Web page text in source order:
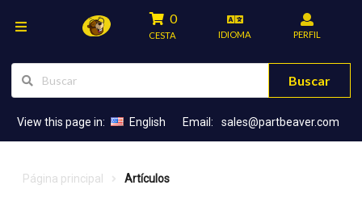
0
CESTA IDIOMA PERFIL
Buscar
View this page in: English Email: sales@partbeaver.com
Página principal Artículos